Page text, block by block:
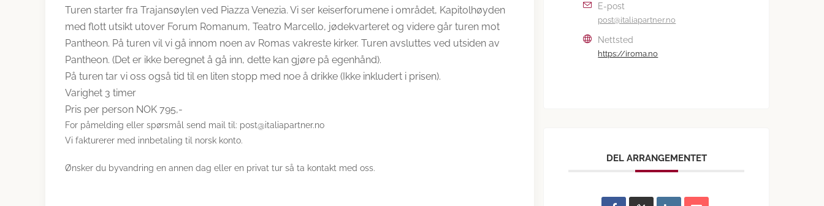
Turen starter fra Trajansøylen ved Piazza Venezia. Vi ser keiserforumene i området, Kapitolhøyden
med flott utsikt utover Forum Romanum, Teatro Marcello, jødekvarteret og videre går turen mot
Pantheon. På turen vil vi gå innom noen av Romas vakreste kirker. Turen avsluttes ved utsiden av
Pantheon. (Det er ikke beregnet å gå inn, dette kan gjøre på egenhånd).
På turen tar vi oss også tid til en liten stopp med noe å drikke (Ikke inkludert i prisen).
Varighet 3 timer
Pris per person NOK 795,-
For påmelding eller spørsmål send mail til: post@italiapartner.no
Vi fakturerer med innbetaling til norsk konto.
Ønsker du byvandring en annen dag eller en privat tur så ta kontakt med oss.
E-post
post@italiapartner.no
Nettsted
https://iroma.no
DEL ARRANGEMENTET